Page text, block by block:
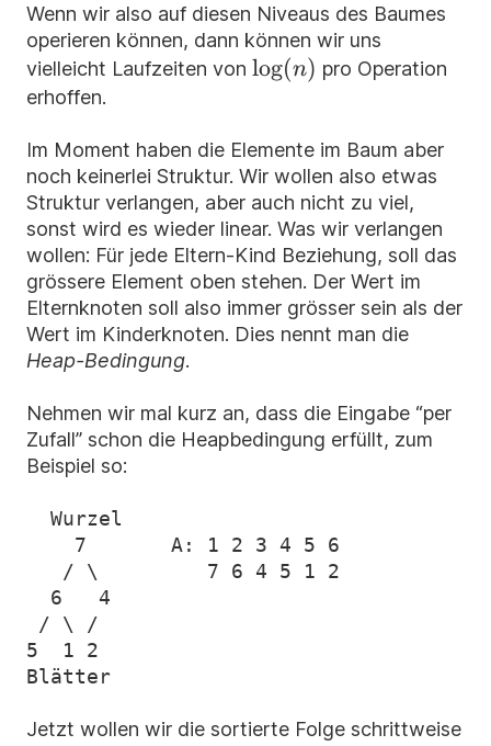
Wenn wir also auf diesen Niveaus des Baumes
operieren können, dann können wir uns
vielleicht Laufzeiten von \log(n)
log(n) pro Operation
erhoffen.
Im Moment haben die Elemente im Baum aber
noch keinerlei Struktur. Wir wollen also etwas
Struktur verlangen, aber auch nicht zu viel,
sonst wird es wieder linear. Was wir verlangen
wollen: Für jede Eltern-Kind Beziehung, soll das
grössere Element oben stehen. Der Wert im
Elternknoten soll also immer grösser sein als der
Wert im Kinderknoten. Dies nennt man die
Heap-Bedingung.
Nehmen wir mal kurz an, dass die Eingabe “per
Zufall” schon die Heapbedingung erfüllt, zum
Beispiel so:
5  1 2
Jetzt wollen wir die sortierte Folge schrittweise